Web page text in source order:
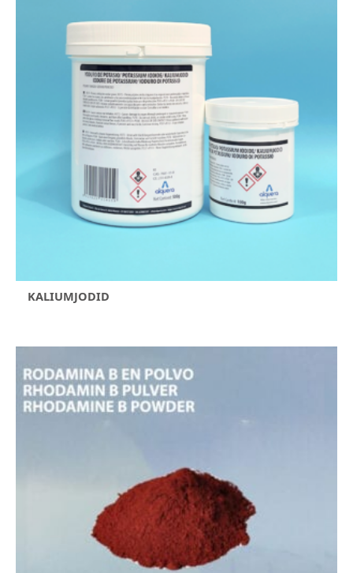
KALIUMJODID